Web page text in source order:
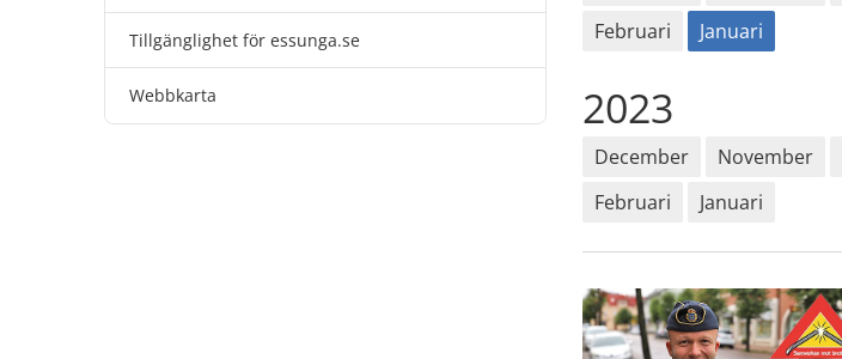
Tillgänglighet för essunga.se
Webbkarta
Februari
Januari
2023
December November
Februari
Januari